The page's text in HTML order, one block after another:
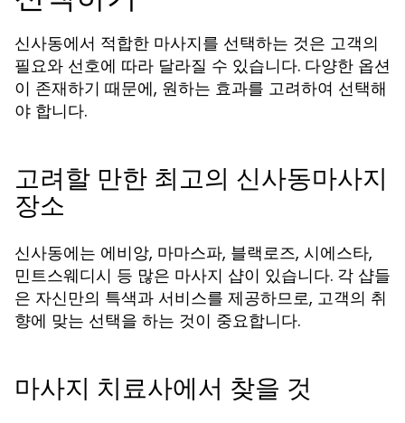
신사동에서 적합한 마사지를 선택하는 것은 고객의
필요와 선호에 따라 달라질 수 있습니다. 다양한 옵션
이 존재하기 때문에, 원하는 효과를 고려하여 선택해
야 합니다.
고려할 만한 최고의 신사동마사지
장소
신사동에는 에비앙, 마마스파, 블랙로즈, 시에스타,
민트스웨디시 등 많은 마사지 샵이 있습니다. 각 샵들
은 자신만의 특색과 서비스를 제공하므로, 고객의 취
향에 맞는 선택을 하는 것이 중요합니다.
마사지 치료사에서 찾을 것